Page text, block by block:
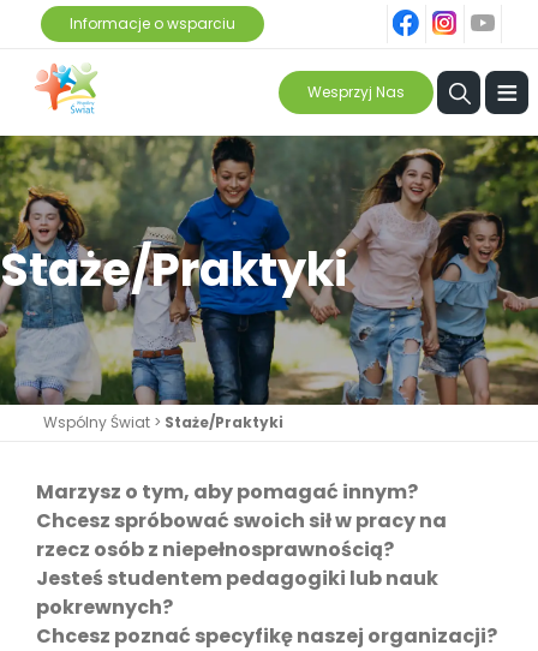
Informacje o wsparciu
ins
Wesprzyj Nas ≡
Staże/Praktyki
Wspólny Świat > Staże/Praktyki
Marzysz o tym, aby pomagać innym?
Chcesz spróbować swoich sił w pracy na
rzecz osób z niepełnosprawnością?
Jesteś studentem pedagogiki lub nauk
pokrewnych?
Chcesz poznać specyfikę naszej organizacji?